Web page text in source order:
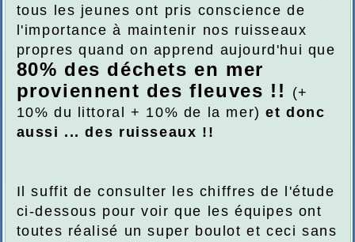
tous les jeunes ont pris conscience de
l'importance à maintenir nos ruisseaux
propres quand on apprend aujourd'hui que
80% des déchets en mer
proviennent des fleuves !!
(+
10% du littoral + 10% de la mer)et donc
aussi ... des ruisseaux !!
Il suffit de consulter les chiffres de l'étude
ci-dessous pour voir que les équipes ont
toutes réalisé un super boulot et ceci sans